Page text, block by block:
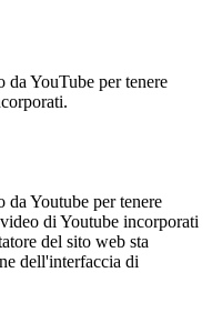
da YouTube per tenere
da Youtube per tenere
di Youtube incorporati
del sito web sta
dell'interfaccia di